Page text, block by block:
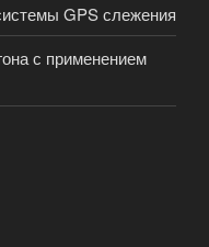
GPS слежения
с применением